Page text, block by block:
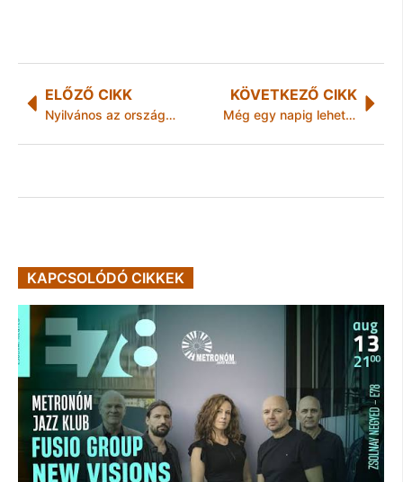
ELŐZŐ CIKK
Nyilvános az országos kukoricakísérlet eredménye
KÖVETKEZŐ CIKK
Még egy napig lehet jelentkezni a januári Semmelweis Egészség Napra
KAPCSOLÓDÓ CIKKEK